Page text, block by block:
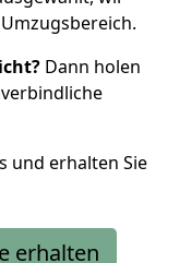
Dann holen
und erhalten Sie
erhalten